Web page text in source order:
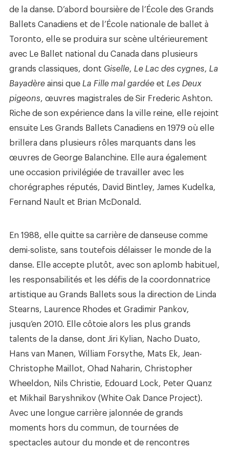
de la danse. D’abord boursière de l’École des Grands
Ballets Canadiens et de l’École nationale de ballet à
Toronto, elle se produira sur scène ultérieurement
avec Le Ballet national du Canada dans plusieurs
grands classiques, dont Giselle, Le Lac des cygnes, La
Bayadère ainsi que La Fille mal gardée et Les Deux
pigeons, œuvres magistrales de Sir Frederic Ashton.
Riche de son expérience dans la ville reine, elle rejoint
ensuite Les Grands Ballets Canadiens en 1979 où elle
brillera dans plusieurs rôles marquants dans les
œuvres de George Balanchine. Elle aura également
une occasion privilégiée de travailler avec les
chorégraphes réputés, David Bintley, James Kudelka,
Fernand Nault et Brian McDonald.
En 1988, elle quitte sa carrière de danseuse comme
demi-soliste, sans toutefois délaisser le monde de la
danse. Elle accepte plutôt, avec son aplomb habituel,
les responsabilités et les défis de la coordonnatrice
artistique au Grands Ballets sous la direction de Linda
Stearns, Laurence Rhodes et Gradimir Pankov,
jusqu’en 2010. Elle côtoie alors les plus grands
talents de la danse, dont Jiri Kylian, Nacho Duato,
Hans van Manen, William Forsythe, Mats Ek, Jean-
Christophe Maillot, Ohad Naharin, Christopher
Wheeldon, Nils Christie, Edouard Lock, Peter Quanz
et Mikhail Baryshnikov (White Oak Dance Project).
Avec une longue carrière jalonnée de grands
moments hors du commun, de tournées de
spectacles autour du monde et de rencontres